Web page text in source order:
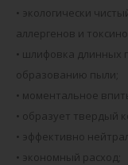
• экологически
аллергенов и
• шлифовка длинных
образованию пыли;
• моментальное
• образует твердый
• эффективно
• экономный расход;